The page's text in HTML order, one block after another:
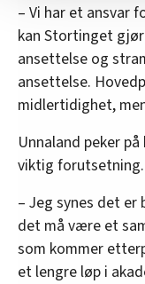
nettstedet med LO
innenfor analyse
oversikten lengre
– Vi har et ansvar
kan Stortinget
ansettelse og
ansettelse.
midlertidighet,
Unnaland peker
viktig forutsetning.
– Jeg synes det
det må være et
som kommer
et lengre løp i